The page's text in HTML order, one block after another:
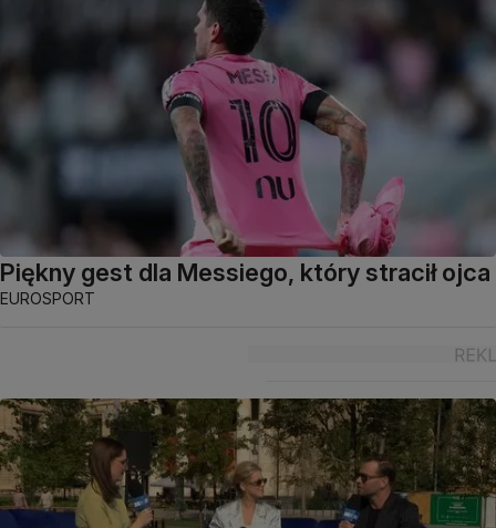
Piękny gest dla Messiego, który stracił ojca
EUROSPORT